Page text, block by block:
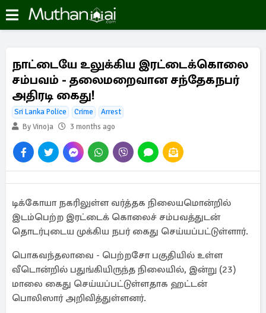
நாட்டையே உலுக்கிய இரட்டைக்கொலை
சம்பவம் - தலைமறைவான சந்தேகநபர்
அதிரடி கைது!
Sri Lanka Police Crime
Arrest
By Vinoja
3 months ago
டிக்கோயா நகரிலுள்ள வர்த்தக நிலையமொன்றில்
இடம்பெற்ற இரட்டைக் கொலைச் சம்பவத்துடன்
தொடர்புடைய முக்கிய நபர் கைது செய்யப்பட்டுள்ளார்.
பொகவந்தலாவை - பெற்றசோ பகுதியில் உள்ள
வீடொன்றில் பதுங்கியிருந்த நிலையில், இன்று (23)
மாலை கைது செய்யப்பட்டுள்ளதாக ஹட்டன்
பொலிஸார் அறிவித்துள்ளனர்.